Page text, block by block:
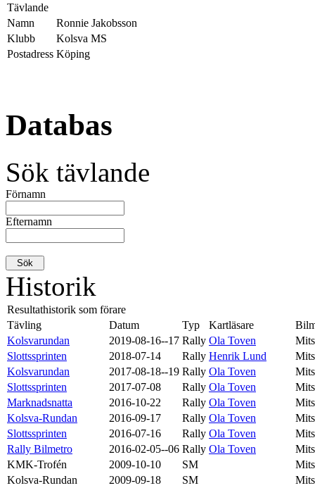
Tävlande
Namn
Ronnie Jakobsson
Klubb
Kolsva MS
Postadress Köping
Databas
Sök tävlande
Förnamn
Efternamn
Historik
Resultathistorik som förare
Tävling
Datum Typ Kartläsare
Kolsvarundan
2019-08-16--17 Rally Ola Toven
Slottssprinten
2018-07-14 Rally Henrik Lund
Kolsvarundan
2017-08-18--19 Rally Ola Toven
Slottssprinten
2017-07-08 Rally Ola Toven
Marknadsnatta
2016-10-22 Rally Ola Toven
Kolsva-Rundan
2016-09-17 Rally Ola Toven
Slottssprinten
2016-07-16 Rally Ola Toven
Rally Bilmetro
2016-02-05--06 Rally Ola Toven
KMK-Trofén
2009-10-10 SM
Kolsva-Rundan
2009-09-18 SM